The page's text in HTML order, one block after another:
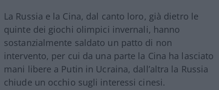
La Russia e la Cina, dal canto loro, già dietro le
quinte dei giochi olimpici invernali, hanno
sostanzialmente saldato un patto di non
intervento, per cui da una parte la Cina ha lasciato
mani libere a Putin in Ucraina, dall’altra la Russia
chiude un occhio sugli interessi cinesi.